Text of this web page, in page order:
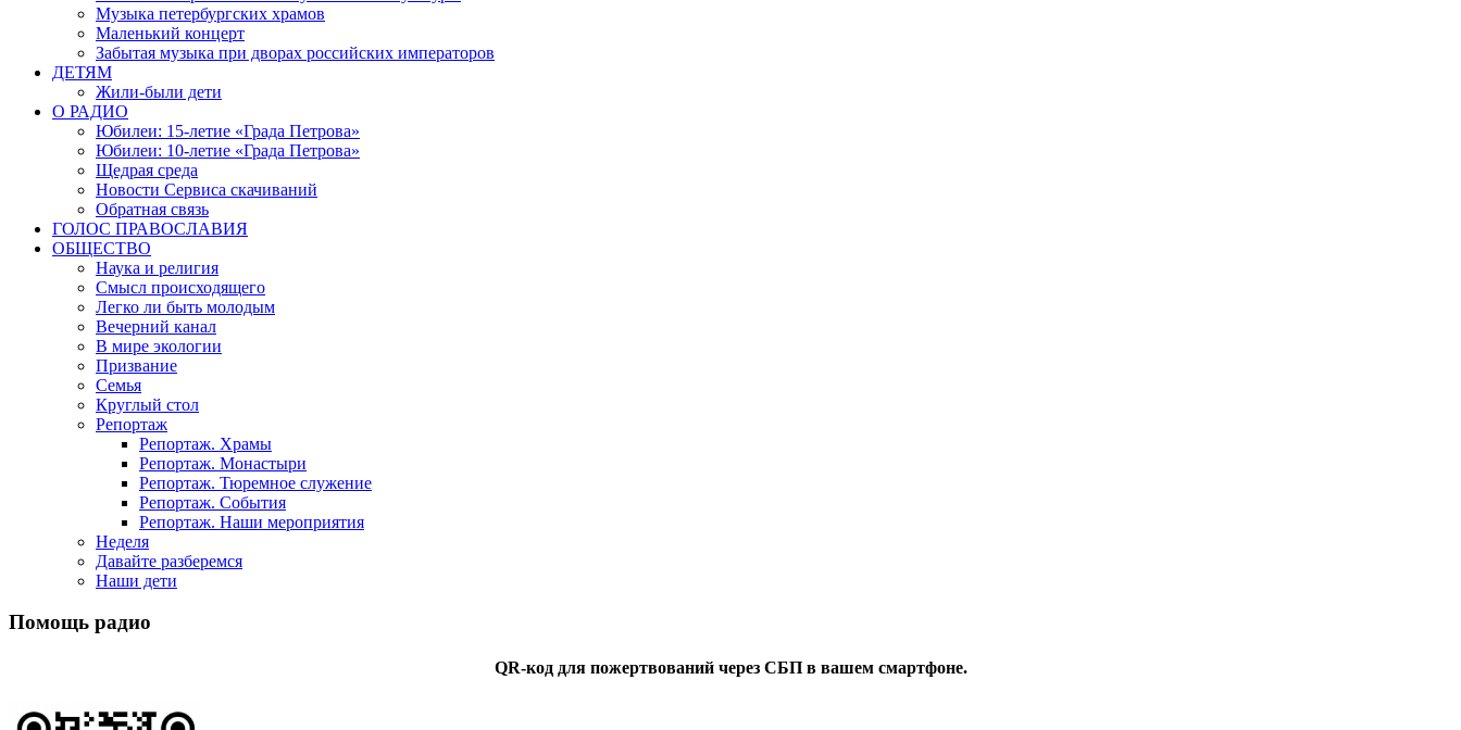
Музыка петербургских храмов
Маленький концерт
Забытая музыка при дворах российских императоров
ДЕТЯМ
Жили-были дети
О РАДИО
Юбилеи: 15-летие «Града Петрова»
Юбилеи: 10-летие «Града Петрова»
Щедрая среда
Новости Сервиса скачиваний
Обратная связь
ГОЛОС ПРАВОСЛАВИЯ
ОБЩЕСТВО
Наука и религия
Смысл происходящего
Легко ли быть молодым
Вечерний канал
В мире экологии
Призвание
Семья
Круглый стол
Репортаж
Репортаж. Храмы
Репортаж. Монастыри
Репортаж. Тюремное служение
Репортаж. События
Репортаж. Наши мероприятия
Неделя
Давайте разберемся
Наши дети
Помощь радио
QR-код для пожертвований через СБП в вашем смартфоне.